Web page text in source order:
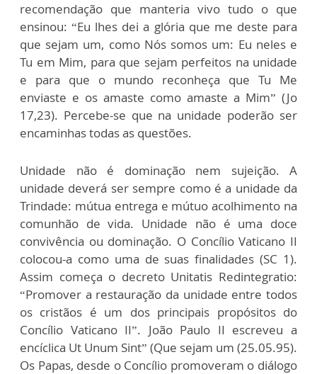
recomendação que manteria vivo tudo o que
ensinou: “Eu lhes dei a glória que me deste para
que sejam um, como Nós somos um: Eu neles e
Tu em Mim, para que sejam perfeitos na unidade
e para que o mundo reconheça que Tu Me
enviaste e os amaste como amaste a Mim” (Jo
17,23). Percebe-se que na unidade poderão ser
encaminhas todas as questões.
Unidade não é dominação nem sujeição. A
unidade deverá ser sempre como é a unidade da
Trindade: mútua entrega e mútuo acolhimento na
comunhão de vida. Unidade não é uma doce
convivência ou dominação. O Concílio Vaticano II
colocou-a como uma de suas finalidades (SC 1).
Assim começa o decreto Unitatis Redintegratio:
“Promover a restauração da unidade entre todos
os cristãos é um dos principais propósitos do
Concílio Vaticano II”. João Paulo II escreveu a
encíclica Ut Unum Sint” (Que sejam um (25.05.95).
Os Papas, desde o Concílio promoveram o diálogo